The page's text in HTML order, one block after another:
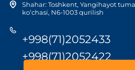
Shahar: Toshkent, Yangihayot
ko‘chasi, N6-1003 qurilish
+998(71)2052433
+998(71)2052422